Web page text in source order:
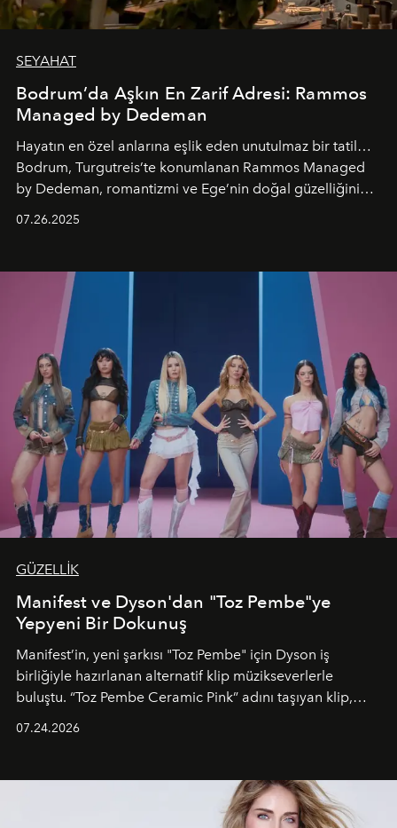
SEYAHAT
Bodrum’da Aşkın En Zarif Adresi: Rammos
Managed by Dedeman
Hayatın en özel anlarına eşlik eden unutulmaz bir tatil…
Bodrum, Turgutreis’te konumlanan Rammos Managed
by Dedeman, romantizmi ve Ege’nin doğal güzelliğini
07.26.2025
GÜZELLİK
Manifest ve Dyson'dan "Toz Pembe"ye
Yepyeni Bir Dokunuş
Manifest’in, yeni şarkısı "Toz Pembe" için Dyson iş
birliğiyle hazırlanan alternatif klip müzikseverlerle
buluştu. “Toz Pembe Ceramic Pink” adını taşıyan klip,
unsurlarından biri olarak öne çıkıyor.
07.24.2026